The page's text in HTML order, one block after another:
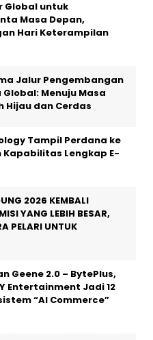
Global untuk
Masa Depan,
Hari Keterampilan
Jalur Pengembangan
Menuju Masa
Hijau dan Cerdas
Tampil Perdana ke
Kapabilitas Lengkap E-
2026 KEMBALI
YANG LEBIH BESAR,
PELARI UNTUK
Geene 2.0 – BytePlus,
Entertainment Jadi 12
“AI Commerce”